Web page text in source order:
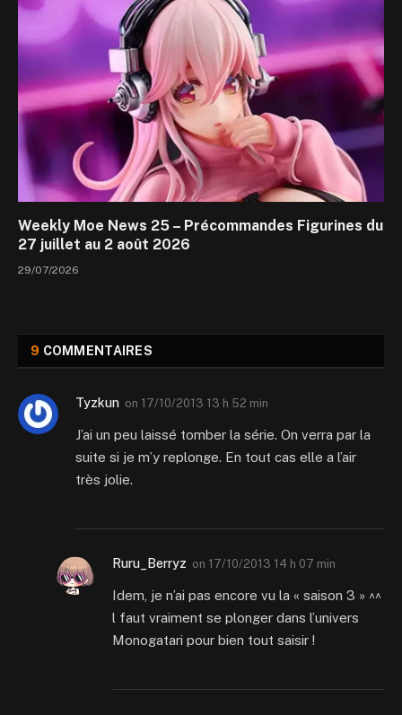
Weekly Moe News 25 – Précommandes Figurines du
27 juillet au 2 août 2026
29/07/2026
9 COMMENTAIRES
Tyzkun on 17/10/2013 13 h 52 min
J’ai un peu laissé tomber la série. On verra par la
suite si je m’y replonge. En tout cas elle a l’air
très jolie.
Ruru_Berryz on 17/10/2013 14 h 07 min
Idem, je n’ai pas encore vu la « saison 3 » ^^
l faut vraiment se plonger dans l’univers
Monogatari pour bien tout saisir !